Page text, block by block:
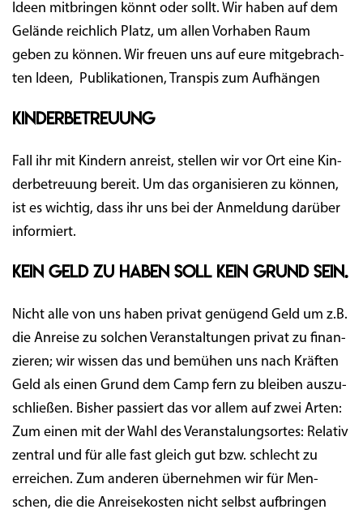
Ideen mit­brin­gen könnt oder sollt. Wir haben auf dem
Gelän­de reich­lich Platz, um allen Vor­ha­ben Raum
geben zu kön­nen. Wir freu­en uns auf eure mit­ge­brach­
ten Ideen, Publi­ka­tio­nen, Trans­pis zum Aufhängen
Kinderbetreuung
Fall ihr mit Kin­dern anreist, stel­len wir vor Ort eine Kin­
der­be­treu­ung bereit. Um das orga­ni­sie­ren zu kön­nen,
ist es wich­tig, dass ihr uns bei der Anmel­dung dar­über
informiert.
Kein Geld zu haben soll kein Grund sein.
Nicht alle von uns haben pri­vat genü­gend Geld um z.B.
die Anrei­se zu sol­chen Ver­an­stal­tun­gen pri­vat zu finan­
zie­ren; wir wis­sen das und bemü­hen uns nach Kräf­ten
Geld als einen Grund dem Camp fern zu blei­ben aus­zu­
schlie­ßen. Bis­her pas­siert das vor allem auf zwei Arten:
Zum einen mit der Wahl des Ver­an­sta­lungs­or­tes: Rela­tiv
zen­tral und für alle fast gleich gut bzw. schlecht zu
errei­chen. Zum ande­ren über­neh­men wir für Men­
schen, die die Anrei­se­kos­ten nicht selbst auf­brin­gen